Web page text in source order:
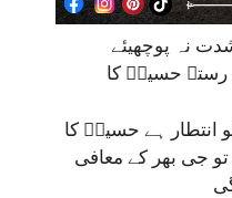
نہ پوچھیئے
رستہ حسینؑ کا
انتطار ہے حسینؑ کا
جی بھر کے معافی